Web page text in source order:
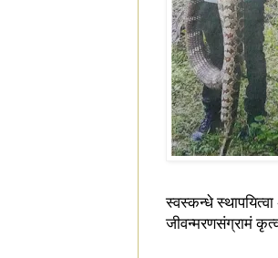
स्वस्कन्धे
जीवन्मरणसंग्रामं